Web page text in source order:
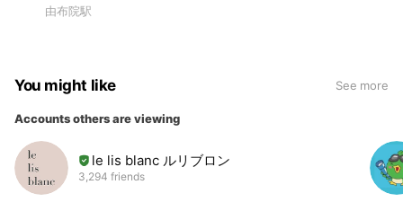
由布院駅
You might like See more
Accounts others are viewing
le lis blanc ルリブロン
3,294 friends